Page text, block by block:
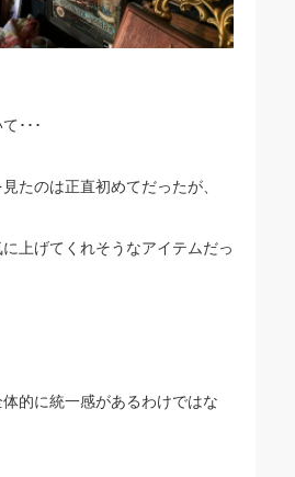
･･･
たのは正直初めてだったが、
上げてくれそうなアイテムだっ
的に統一感があるわけではな